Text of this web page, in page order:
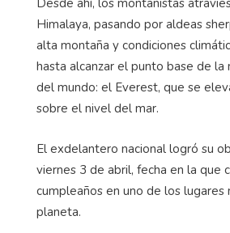
Himalaya, pasando por aldeas
alta montaña y condiciones
hasta alcanzar el punto base de la
del mundo: el Everest, que se
sobre el nivel del mar.
El exdelantero nacional logró su
viernes 3 de abril, fecha en la que
cumpleaños en uno de los lugares
planeta.